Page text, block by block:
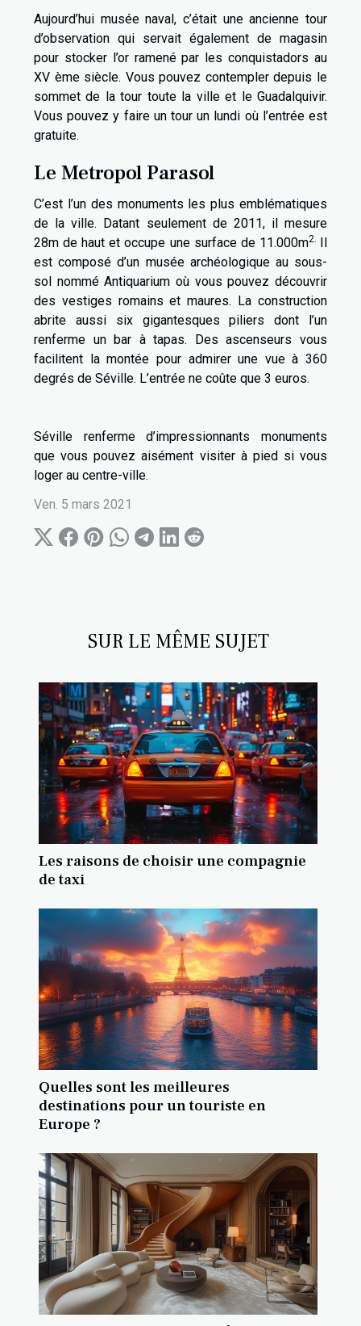
Aujourd’hui musée naval, c’était une ancienne tour
d’observation qui servait également de magasin
pour stocker l’or ramené par les conquistadors au
XV ème siècle. Vous pouvez contempler depuis le
sommet de la tour toute la ville et le Guadalquivir.
Vous pouvez y faire un tour un lundi où l’entrée est
gratuite.
Le Metropol Parasol
C’est l’un des monuments les plus emblématiques
de la ville. Datant seulement de 2011, il mesure
28m de haut et occupe une surface de 11.000m2. Il
est composé d’un musée archéologique au sous-
sol nommé Antiquarium où vous pouvez découvrir
des vestiges romains et maures. La construction
abrite aussi six gigantesques piliers dont l’un
renferme un bar à tapas. Des ascenseurs vous
facilitent la montée pour admirer une vue à 360
degrés de Séville. L’entrée ne coûte que 3 euros.
Séville renferme d’impressionnants monuments
que vous pouvez aisément visiter à pied si vous
loger au centre-ville.
Ven. 5 mars 2021
SUR LE MÊME SUJET
Les raisons de choisir une compagnie
de taxi
Quelles sont les meilleures
destinations pour un touriste en
Europe ?